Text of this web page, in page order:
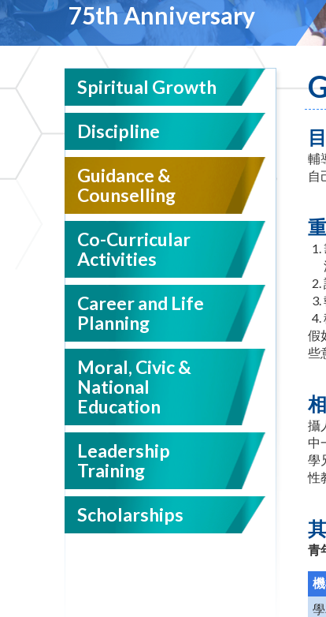
75th Anniversary
Spiritual Growth
Discipline
Guidance &
Counselling
Co-Curricular
Activities
Career and Life
Planning
Moral, Civic &
National
Education
Leadership
Training
Scholarships
輔
自
假
些
攝
中
學
性
青